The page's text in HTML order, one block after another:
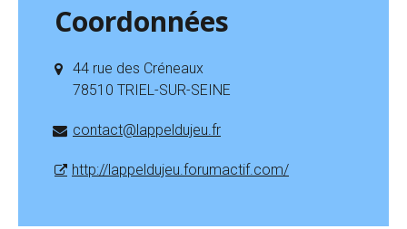
Coordonnées
44 rue des Créneaux
78510 TRIEL-SUR-SEINE
contact@lappeldujeu.fr
http://lappeldujeu.forumactif.com/